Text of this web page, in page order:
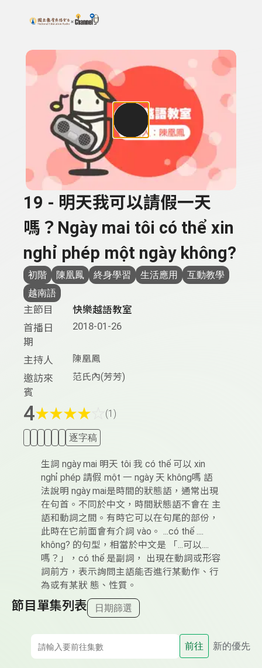
上方功能區塊
搜尋關鍵字：可輸入節目名稱、主持人或關鍵字
19 - 明天我可以請假一天
嗎？Ngày mai tôi có thể xin
nghỉ phép một ngày không?
初階 陳凰鳳 終身學習 生活應用
互動教學
越南語
主節目
快樂越語教室
首播日
期
2018-01-26
主持人 陳凰鳳
邀訪來
賓
范氏內(芳芳)
4★★★★ (1)
逐字稿
生詞 ngày mai 明天 tôi 我 có thể 可以 xin
nghỉ phép 請假 một 一 ngày 天 không嗎 語
法說明 ngày mai是時間的狀態語，通常出現
在句首。不同於中文，時間狀態語不會在 主
語和動詞之間。有時它可以在句尾的部份，
此時在它前面會有介詞 vào。 ...có thể ....
không? 的句型，相當於中文是 「...可以....
嗎？」，có thể 是副詞， 出現在動詞或形容
詞前方，表示詢問主語能否進行某動作、行
為或有某狀 態、性質。
節目單集列表 日期篩選
前往 新的優先